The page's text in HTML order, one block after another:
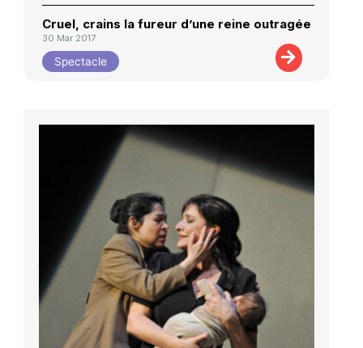
Cruel, crains la fureur d’une reine outragée
30 Mar 2017
Spectacle